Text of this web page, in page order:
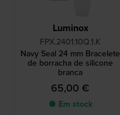
Luminox
FPX.2401.10Q.1.K
Navy Seal 24 mm Bracelete
de borracha de silicone
branca
65,00 €
● Em stock